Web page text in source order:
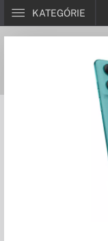
KATEGÓRIE